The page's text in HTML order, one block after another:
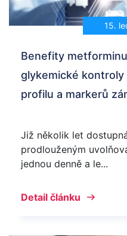
15.
Benefity
glykemické
profilu a markerů
Již několik let
prodlouženým
jednou denně a le...
Detail článku